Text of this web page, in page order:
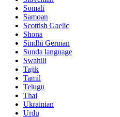
Somali
Samoan
Scottish Gaelic
Shona
Sindhi German
Sunda language
Swahili
Tajik
Tamil
Telugu
Thai
Ukrainian
Urdu